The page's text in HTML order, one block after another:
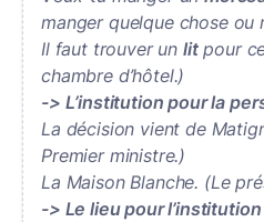
manger quelque chose ou
Il faut trouver un litpour
chambre d’hôtel.)
-> L’institution pour la
La décision vient de
Premier ministre.)
La Maison Blanche. (Le
-> Le lieu pour l’institution